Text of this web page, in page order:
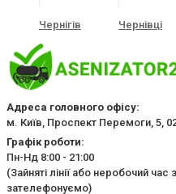
Чернігів Чернівці
Адреса головного офісу:
м. Київ, Проспект Перемоги, 5,
Графік роботи:
Пн-Нд 8:00 - 21:00
(Зайняті лінії або неробочий
зателефонуємо)